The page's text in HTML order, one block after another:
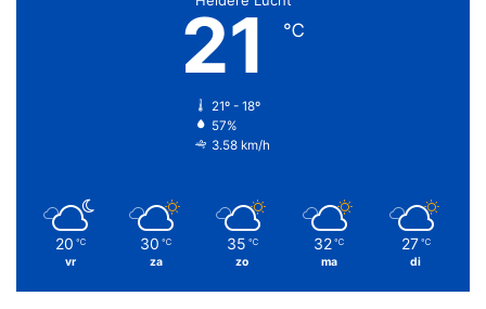
21 ℃
21º - 18º
57%
3.58 km/h
20 ℃
vr
30 ℃
za
35 ℃
zo
32 ℃
ma
27 ℃
di